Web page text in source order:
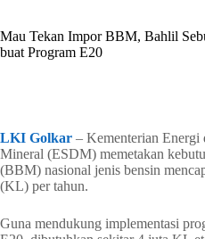
Mau Tekan Impor BBM, Bahlil
buat Program E20
LKI Golkar – Kementerian Energi
Mineral (ESDM) memetakan
(BBM) nasional jenis bensin
(KL) per tahun.
Guna mendukung implementasi